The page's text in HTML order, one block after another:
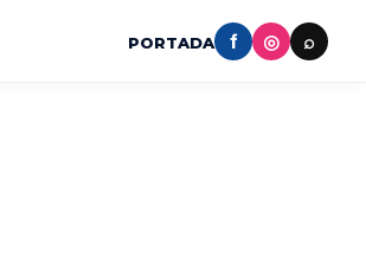
PORTADA f ◎ ⌕